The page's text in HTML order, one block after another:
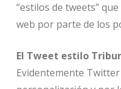
“estilos de tweets”
web por parte de los
El Tweet estilo
Evidentemente